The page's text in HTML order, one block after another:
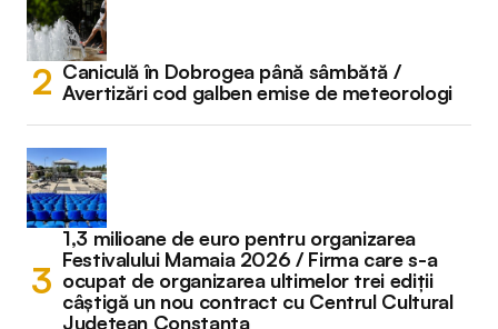
Caniculă în Dobrogea până sâmbătă /
Avertizări cod galben emise de meteorologi
1,3 milioane de euro pentru organizarea
Festivalului Mamaia 2026 / Firma care s-a
ocupat de organizarea ultimelor trei ediții
câștigă un nou contract cu Centrul Cultural
Județean Constanța